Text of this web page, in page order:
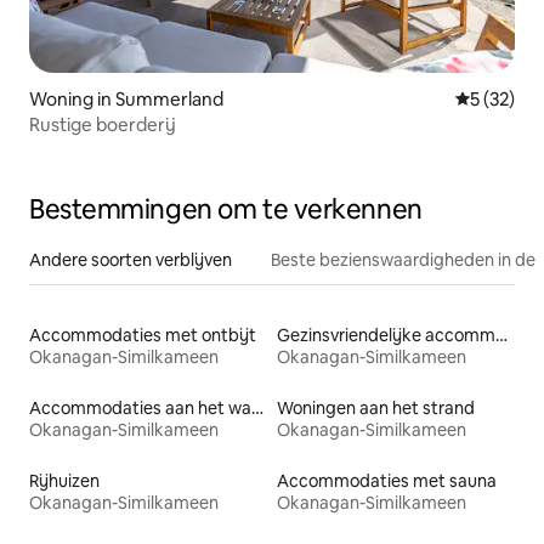
Woning in Summerland
5 (32)
Rustige boerderij
Bestemmingen om te verkennen
Andere soorten verblijven Beste bezienswaardigheden in de
Accommodaties met ontbijt
Okanagan-Similkameen
Gezinsvriendelijke accommodaties
Okanagan-Similkameen
Accommodaties aan het water
Okanagan-Similkameen
Woningen aan het strand
Okanagan-Similkameen
Rijhuizen
Okanagan-Similkameen
Accommodaties met sauna
Okanagan-Similkameen